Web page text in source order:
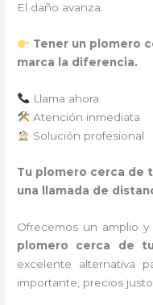
El daño avanza.
Tener un plomero
marca la diferencia.
Llama ahora
Atención inmediata
Solución profesional
Tu plomero cerca de
una llamada de
Ofrecemos un amplio
plomero cerca de
excelente alternativa
importante, precios